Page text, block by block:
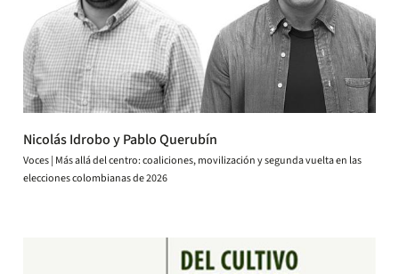
Nicolás Idrobo y Pablo Querubín
Voces | Más allá del centro: coaliciones, movilización y segunda vuelta en las
elecciones colombianas de 2026